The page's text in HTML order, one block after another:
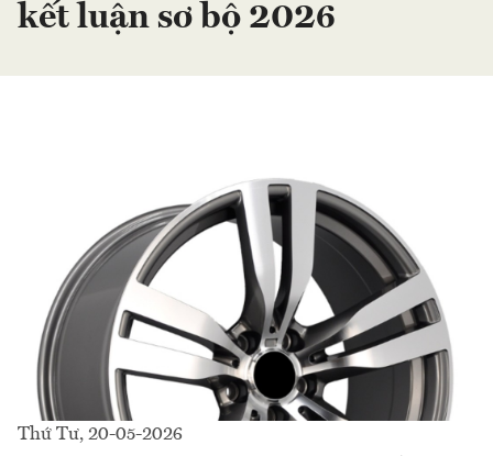
kết luận sơ bộ 2026
Thứ Tư, 20-05-2026